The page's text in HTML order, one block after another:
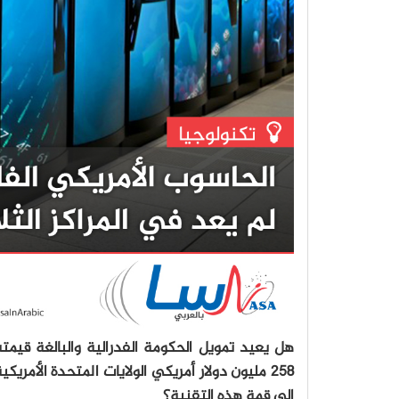
هل يعيد تمويل الحكومة الفدرالية والبالغة
258 مليون دولار أمريكي الولايات المتحدة